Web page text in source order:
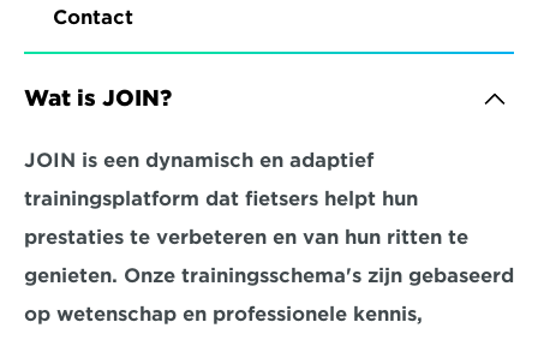
Contact
Wat is JOIN?
JOIN is een dynamisch en adaptief
trainingsplatform dat fietsers helpt hun
prestaties te verbeteren en van hun ritten te
genieten. Onze trainingsschema's zijn gebaseerd
op wetenschap en professionele kennis,